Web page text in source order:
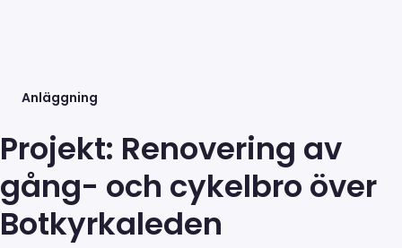
Anläggning
Projekt: Renovering av
gång- och cykelbro över
Botkyrkaleden